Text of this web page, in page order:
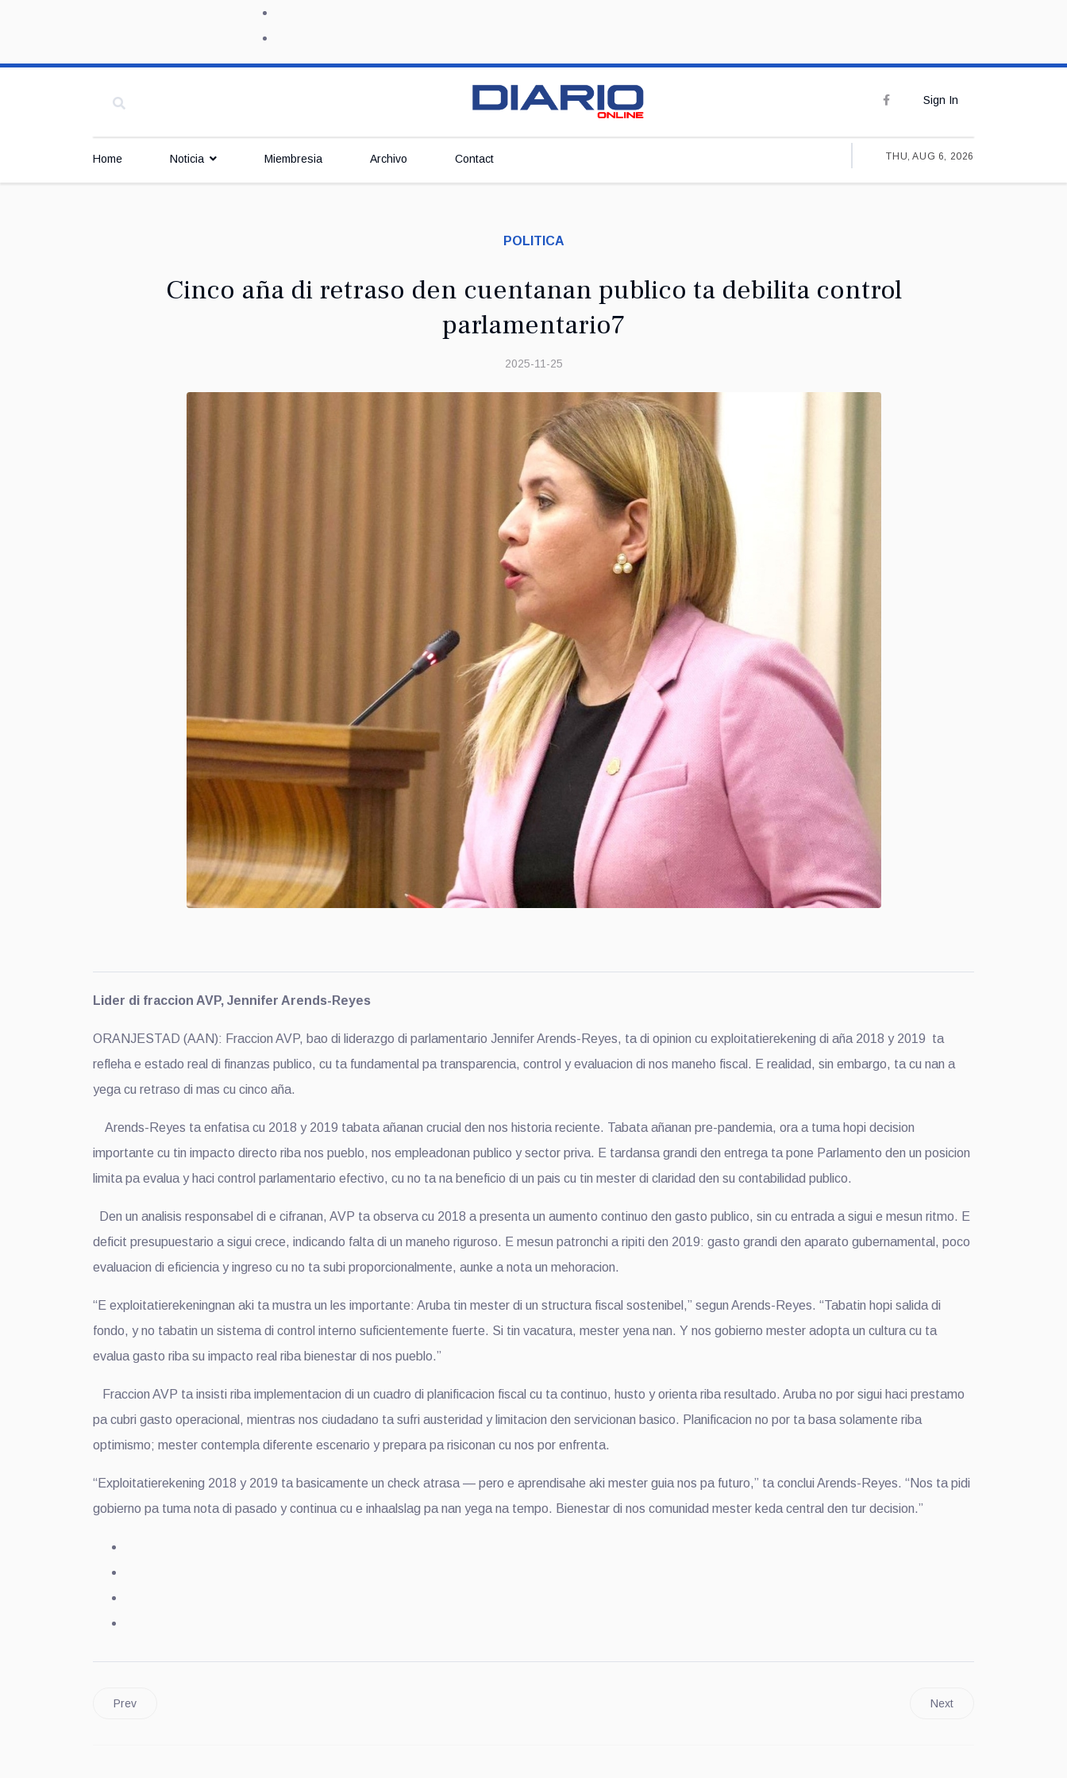
Sign In
Home Noticia Miembresia Archivo Contact THU, AUG 6, 2026
POLITICA
Cinco aña di retraso den cuentanan publico ta debilita control
parlamentario7
2025-11-25
Lider di fraccion AVP, Jennifer Arends-Reyes
ORANJESTAD (AAN): Fraccion AVP, bao di liderazgo di parlamentario Jennifer Arends-Reyes, ta di opinion cu exploitatierekening di aña 2018 y 2019 ta
refleha e estado real di finanzas publico, cu ta fundamental pa transparencia, control y evaluacion di nos maneho fiscal. E realidad, sin embargo, ta cu nan a
yega cu retraso di mas cu cinco aña.
Arends-Reyes ta enfatisa cu 2018 y 2019 tabata añanan crucial den nos historia reciente. Tabata añanan pre-pandemia, ora a tuma hopi decision
importante cu tin impacto directo riba nos pueblo, nos empleadonan publico y sector priva. E tardansa grandi den entrega ta pone Parlamento den un posicion
limita pa evalua y haci control parlamentario efectivo, cu no ta na beneficio di un pais cu tin mester di claridad den su contabilidad publico.
Den un analisis responsabel di e cifranan, AVP ta observa cu 2018 a presenta un aumento continuo den gasto publico, sin cu entrada a sigui e mesun ritmo. E
deficit presupuestario a sigui crece, indicando falta di un maneho riguroso. E mesun patronchi a ripiti den 2019: gasto grandi den aparato gubernamental, poco
evaluacion di eficiencia y ingreso cu no ta subi proporcionalmente, aunke a nota un mehoracion.
“E exploitatierekeningnan aki ta mustra un les importante: Aruba tin mester di un structura fiscal sostenibel,” segun Arends-Reyes. “Tabatin hopi salida di
fondo, y no tabatin un sistema di control interno suficientemente fuerte. Si tin vacatura, mester yena nan. Y nos gobierno mester adopta un cultura cu ta
evalua gasto riba su impacto real riba bienestar di nos pueblo.”
Fraccion AVP ta insisti riba implementacion di un cuadro di planificacion fiscal cu ta continuo, husto y orienta riba resultado. Aruba no por sigui haci prestamo
pa cubri gasto operacional, mientras nos ciudadano ta sufri austeridad y limitacion den servicionan basico. Planificacion no por ta basa solamente riba
optimismo; mester contempla diferente escenario y prepara pa risiconan cu nos por enfrenta.
“Exploitatierekening 2018 y 2019 ta basicamente un check atrasa — pero e aprendisahe aki mester guia nos pa futuro,” ta conclui Arends-Reyes. “Nos ta pidi
gobierno pa tuma nota di pasado y continua cu e inhaalslag pa nan yega na tempo. Bienestar di nos comunidad mester keda central den tur decision.”
Prev Next